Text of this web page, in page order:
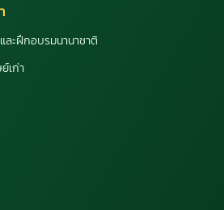
ะฝึกอบรมนานาชาติ
เก่า